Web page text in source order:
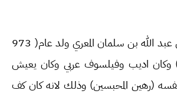
واسمه هو احمد بن عبد الله بن سلمان المعري ولد عام( 973
(1057م) وكان اديب وفيلسوف عربي وكان يعيش
(رهين المحبسين) وذلك لانه كان كف